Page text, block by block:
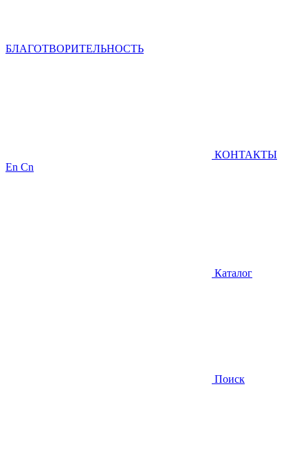
БЛАГОТВОРИТЕЛЬНОСТЬ
КОНТАКТЫ
En Cn
Каталог
Поиск